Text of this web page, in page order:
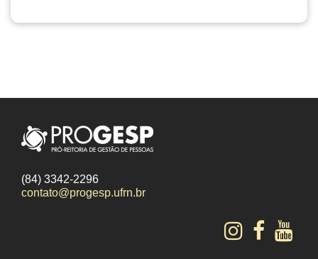
(84) 3342-2296
contato@progesp.ufrn.br